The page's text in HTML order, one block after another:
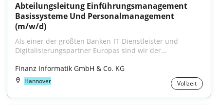
Abteilungsleitung Einführungsmanagement
Basissysteme Und Personalmanagement
(m/w/d)
Als einer der größten Banken-IT-Dienstleister und
Digitalisierungspartner Europas sind wir der...
Finanz Informatik GmbH & Co. KG
Hannover Vollzeit